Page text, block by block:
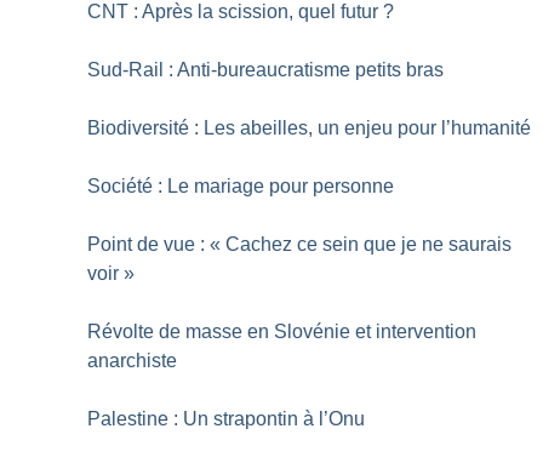
CNT : Après la scission, quel futur ?
Sud-Rail : Anti-bureaucratisme petits bras
Biodiversité : Les abeilles, un enjeu pour l’humanité
Société : Le mariage pour personne
Point de vue : « Cachez ce sein que je ne saurais
voir »
Révolte de masse en Slovénie et intervention
anarchiste
Palestine : Un strapontin à l’Onu